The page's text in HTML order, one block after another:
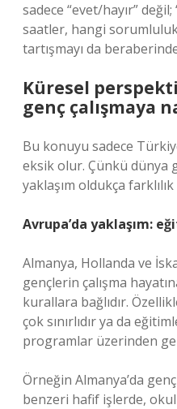
sadece “evet/hayır”
saatler, hangi
tartışmayı da
Küresel
genç çalışmaya
Bu konuyu sadece
eksik olur. Çünkü dünya
yaklaşım oldukça
Avrupa’da yaklaşım:
Almanya, Hollanda ve
gençlerin çalışma
kurallara bağlıdır.
çok sınırlıdır ya da
programlar üzerinden
Örneğin Almanya’da
benzeri hafif işlerde,